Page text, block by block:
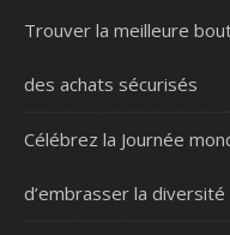
Trouver la meilleure
des achats sécurisés
Célébrez la Journée
d’embrasser la diversité